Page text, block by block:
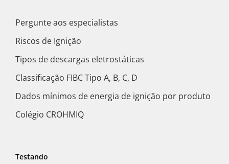
Pergunte aos especialistas
Riscos de Ignição
Tipos de descargas eletrostáticas
Classificação FIBC Tipo A, B, C, D
Dados mínimos de energia de ignição por produto
Colégio CROHMIQ
Testando